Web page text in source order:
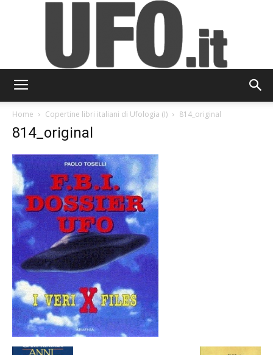
Home Copertine libri italiani di Ufologia (I) 814_original
814_original